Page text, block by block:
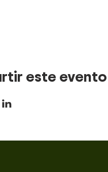
este evento